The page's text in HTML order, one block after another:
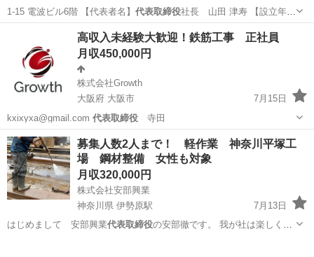
1-15 電波ビル6階 【代表者名】 代表取締役社長 山田 津寿 【設立年
月】199…
帯広市 その他 未経験
高収入未経験大歓迎！鉄筋工事 正社員
月収450,000円
株式会社Growth
大阪府 大阪市
7月15日
kxixyxa@gmail.com 代表取締役寺田
大阪 大阪市 土木 代表取締役
募集人数2人まで！ 軽作業 神奈川平塚工
場 鋼材整備 女性も対象
月収320,000円
株式会社安部興業
神奈川県 伊勢原駅
7月13日
はじめまして 安部興業代表取締役の安部徹です。 我が社は楽しく安